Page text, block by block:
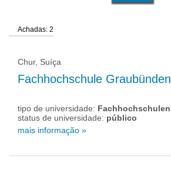
status de universidade
Achadas: 2
Chur, Suíça
Fachhochschule Graubünden
tipo de universidade: Fachhochschulen
status de universidade: público
mais informação »